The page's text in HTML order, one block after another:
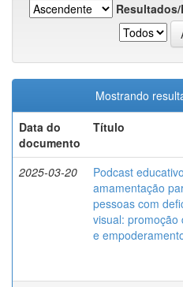
Mostrando
Data do
documento
Título
2025-03-20
Podcast
amamentação
pessoas com
visual: promoção
e